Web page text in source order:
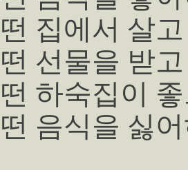
집에서 살
선물을 받
하숙집이
음식을 싫